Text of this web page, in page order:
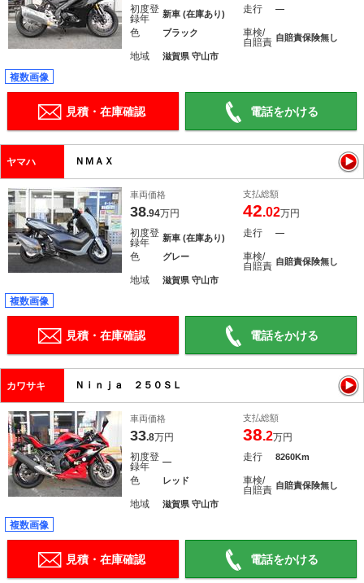
初度登
録年
新車 (在庫あり) 走行 ―
色 ブラック
車検/
自賠責 自賠責保険無し
地域 滋賀県 守山市
複数画像
見積・在庫確認 電話をかける
ヤマハ ＮＭＡＸ
車両価格
38.94万円
支払総額
42.02万円
初度登
録年
新車 (在庫あり) 走行 ―
色 グレー
車検/
自賠責 自賠責保険無し
地域 滋賀県 守山市
複数画像
見積・在庫確認 電話をかける
カワサキ Ｎｉｎｊａ ２５０ＳＬ
車両価格
33.8万円
支払総額
38.2万円
初度登
録年
― 走行 8260Km
色 レッド
車検/
自賠責 自賠責保険無し
地域 滋賀県 守山市
複数画像
見積・在庫確認 電話をかける